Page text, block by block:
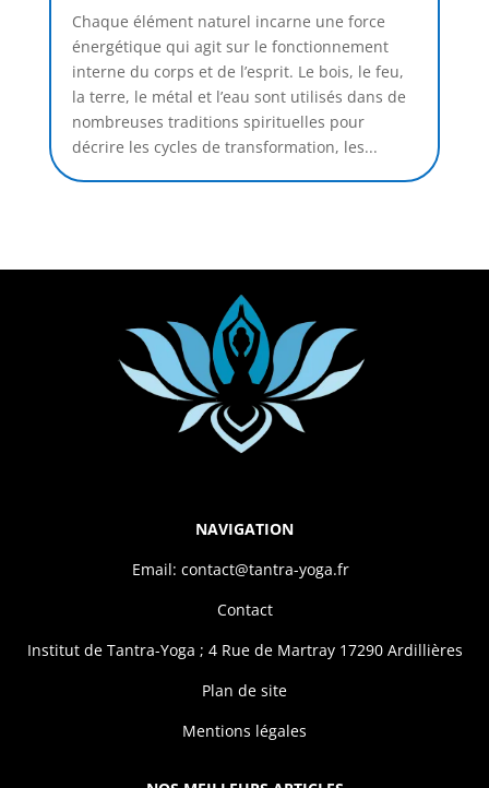
Chaque élément naturel incarne une force
énergétique qui agit sur le fonctionnement
interne du corps et de l’esprit. Le bois, le feu,
la terre, le métal et l’eau sont utilisés dans de
nombreuses traditions spirituelles pour
décrire les cycles de transformation, les...
NAVIGATION
Email: contact@tantra-yoga.fr
Contact
Institut de Tantra-Yoga ; 4 Rue de Martray 17290 Ardillières
Plan de site
Mentions légales